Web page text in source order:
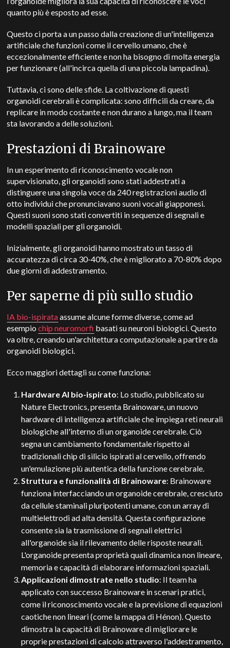
quanto più è esposto ad esse.
Questo ci porta a un passo dalla creazione di un'intelligenza
artificiale che funzioni come il cervello umano, che è
eccezionalmente efficiente e non ha bisogno di molta energia
per funzionare (all'incirca quella di una piccola lampadina).
Tuttavia, ci sono delle sfide. La coltivazione di questi
organoidi cerebrali è complicata: sono difficili da creare, da
replicare in modo costante e non durano a lungo, ma il team
sta lavorando a delle soluzioni.
Prestazioni di Brainoware
In un esperimento di riconoscimento vocale non
supervisionato, gli organoidi sono stati addestrati a
distinguere una singola voce da 240 registrazioni audio di
otto individui che pronunciavano suoni vocali giapponesi.
Questi suoni sono stati convertiti in sequenze di segnali e
modelli spaziali per gli organoidi.
Inizialmente, gli organoidi hanno mostrato un tasso di
accuratezza di circa 30-40%, che è migliorato a 70-80% dopo
due giorni di addestramento.
Per saperne di più sullo studio
IA bio-ispirataassume alcune forme diverse, come ad
esempiochip neuromorfi basati su neuroni biologici. Questo
va oltre, creando un'architettura computazionale a partire da
organoidi biologici.
Ecco maggiori dettagli su come funziona:
Hardware AI bio-ispirato: Lo studio, pubblicato su
Nature Electronics, presenta Brainoware, un nuovo
hardware di intelligenza artificiale che impiega reti neurali
biologiche all'interno di un organoide cerebrale. Ciò
segna un cambiamento fondamentale rispetto ai
tradizionali chip di silicio ispirati al cervello, offrendo
un'emulazione più autentica della funzione cerebrale.
Struttura e funzionalità di Brainoware: Brainoware
funziona interfacciando un organoide cerebrale, cresciuto
da cellule staminali pluripotenti umane, con un array di
multielettrodi ad alta densità. Questa configurazione
consente sia la trasmissione di segnali elettrici
all'organoide sia il rilevamento delle risposte neurali.
L'organoide presenta proprietà quali dinamica non lineare,
memoria e capacità di elaborare informazioni spaziali.
Applicazioni dimostrate nello studio: Il team ha
applicato con successo Brainoware in scenari pratici,
come il riconoscimento vocale e la previsione di equazioni
caotiche non lineari (come la mappa di Hénon). Questo
dimostra la capacità di Brainoware di migliorare le
proprie prestazioni di calcolo attraverso l'addestramento,